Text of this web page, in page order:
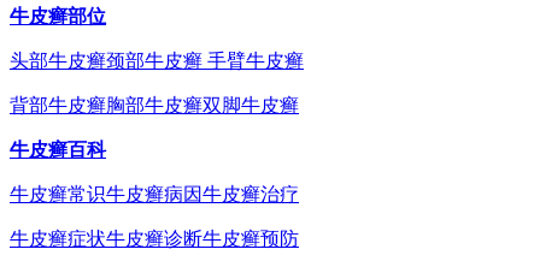
牛皮癣部位
头部牛皮癣颈部牛皮癣 手臂牛皮癣
背部牛皮癣胸部牛皮癣双脚牛皮癣
牛皮癣百科
牛皮癣常识牛皮癣病因牛皮癣治疗
牛皮癣症状牛皮癣诊断牛皮癣预防